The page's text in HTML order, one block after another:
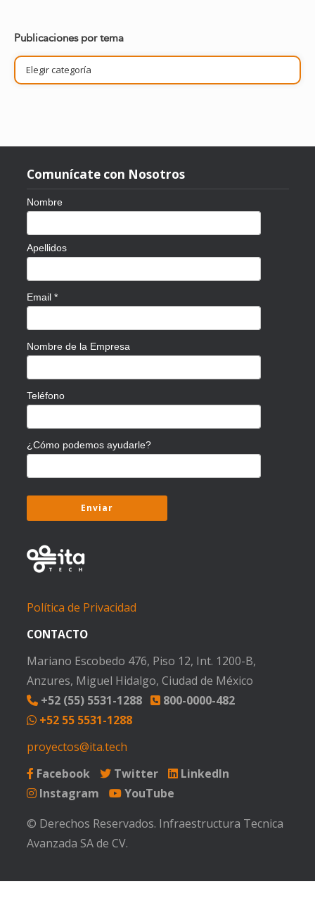
Publicaciones por tema
Publicaciones
por
tema
Comunícate con Nosotros
Nombre
Apellidos
Email *
Nombre de la Empresa
Teléfono
¿Cómo podemos ayudarle?
Política de Privacidad
CONTACTO
Mariano Escobedo 476, Piso 12, Int. 1200-B,
Anzures, Miguel Hidalgo, Ciudad de México
+52 (55) 5531-1288
800-0000-482
+52 55 5531-1288
proyectos@ita.tech
Facebook
Twitter
LinkedIn
Instagram
YouTube
© Derechos Reservados. Infraestructura Tecnica
Avanzada SA de CV.